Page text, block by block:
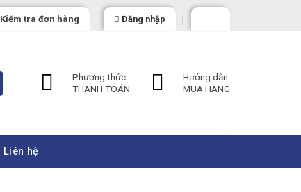
Kiểm tra đơn hàng Đăng nhập
Phương thức
THANH TOÁN
Hướng dẫn
MUA HÀNG
Liên hệ